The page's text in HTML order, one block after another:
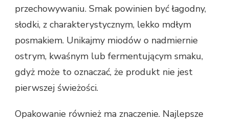
przechowywaniu. Smak powinien być łagodny,
słodki, z charakterystycznym, lekko mdłym
posmakiem. Unikajmy miodów o nadmiernie
ostrym, kwaśnym lub fermentującym smaku,
gdyż może to oznaczać, że produkt nie jest
pierwszej świeżości.
Opakowanie również ma znaczenie. Najlepsze